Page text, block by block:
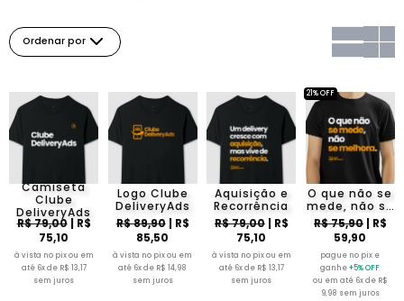
Ordenar por
Camiseta
Clube
DeliveryAds
R$ 79,00| R$
75,10
à vista no pix ou em
até 6x de R$ 13,17
sem juros
Logo Clube
DeliveryAds
R$ 89,90| R$
85,50
à vista no pix ou em
até 6x de R$ 14,98
sem juros
Aquisição e
Recorrência
R$ 79,00| R$
75,10
à vista no pix ou em
até 6x de R$ 13,17
sem juros
O que não se
mede, não se
melhora
R$ 75,90| R$
59,90
pague no pix e
ganhe+5% OFF
ou em até 6x de R$
9,98 sem juros
21% OFF